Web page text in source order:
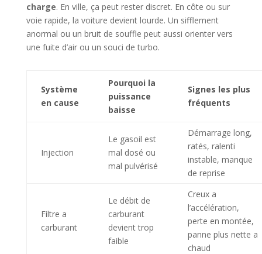
charge. En ville, ça peut rester discret. En côte ou sur
voie rapide, la voiture devient lourde. Un sifflement
anormal ou un bruit de souffle peut aussi orienter vers
une fuite d’air ou un souci de turbo.
Système
en cause
Pourquoi la
puissance
baisse
Signes les plus
fréquents
Injection
Le gasoil est
mal dosé ou
mal pulvérisé
Démarrage long,
ratés, ralenti
instable, manque
de reprise
Filtre a
carburant
Le débit de
carburant
devient trop
faible
Creux a
l’accélération,
perte en montée,
panne plus nette a
chaud